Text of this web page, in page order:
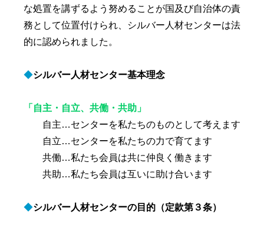
な処置を講ずるよう努めることが国及び自治体の責
務として位置付けられ、シルバー人材センターは法
的に認められました。
◆シルバー人材センター基本理念
「自主・自立、共働・共助」
自主…センターを私たちのものとして考えます
自立…センターを私たちの力で育てます
共働…私たち会員は共に仲良く働きます
共助…私たち会員は互いに助け合います
◆シルバー人材センターの目的（定款第３条）